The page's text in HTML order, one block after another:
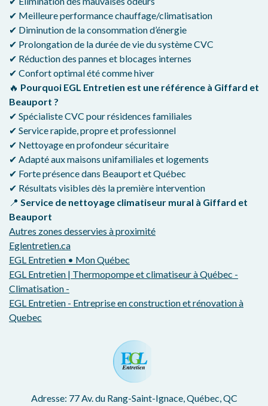
✔ Meilleure performance chauffage/climatisation
✔ Diminution de la consommation d’énergie
✔ Prolongation de la durée de vie du système CVC
✔ Réduction des pannes et blocages internes
✔ Confort optimal été comme hiver
🔥 Pourquoi EGL Entretien est une référence à Giffard et
Beauport ?
✔ Spécialiste CVC pour résidences familiales
✔ Service rapide, propre et professionnel
✔ Nettoyage en profondeur sécuritaire
✔ Adapté aux maisons unifamiliales et logements
✔ Forte présence dans Beauport et Québec
✔ Résultats visibles dès la première intervention
📍 Service de nettoyage climatiseur mural à Giffard et
Beauport
Autres zones desservies à proximité
Eglentretien.ca
EGL Entretien • Mon Québec
EGL Entretien | Thermopompe et climatiseur à Québec -
Climatisation -
EGL Entretien - Entreprise en construction et rénovation à
Quebec
Adresse: 77 Av. du Rang-Saint-Ignace, Québec, QC